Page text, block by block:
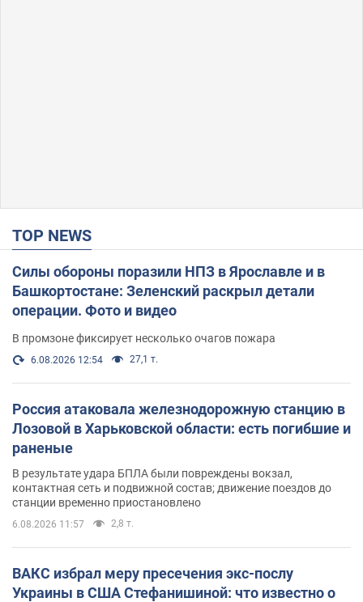
TOP NEWS
Силы обороны поразили НПЗ в Ярославле и в
Башкортостане: Зеленский раскрыл детали
операции. Фото и видео
В промзоне фиксирует несколько очагов пожара
6.08.2026 12:54 27,1 т.
Россия атаковала железнодорожную станцию в
Лозовой в Харьковской области: есть погибшие и
раненые
В результате удара БПЛА были повреждены вокзал,
контактная сеть и подвижной состав; движение поездов до
станции временно приостановлено
6.08.2026 11:57 2,8 т.
ВАКС избрал меру пресечения экс-послу
Украины в США Стефанишиной: что известно о